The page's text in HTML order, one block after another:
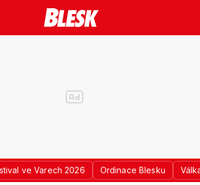
ve Varech 2026 Ordinace Blesku